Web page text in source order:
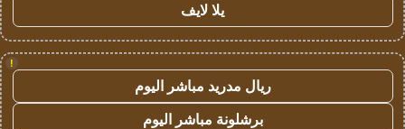
يلا لايف
!
ريال مدريد مباشر اليوم
برشلونة مباشر اليوم